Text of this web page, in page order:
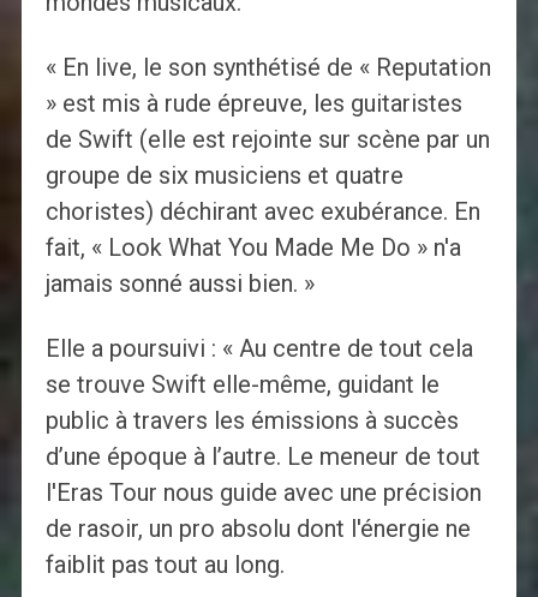
« En live, le son synthétisé de « Reputation
» est mis à rude épreuve, les guitaristes
de Swift (elle est rejointe sur scène par un
groupe de six musiciens et quatre
choristes) déchirant avec exubérance. En
fait, « Look What You Made Me Do » n'a
jamais sonné aussi bien. »
Elle a poursuivi : « Au centre de tout cela
se trouve Swift elle-même, guidant le
public à travers les émissions à succès
d’une époque à l’autre. Le meneur de tout
l'Eras ​​Tour nous guide avec une précision
de rasoir, un pro absolu dont l'énergie ne
faiblit pas tout au long.